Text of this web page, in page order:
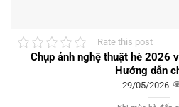
Rate this post
Chụp ảnh nghệ thuật hè 2026
Hướng dẫn
29/05/2026